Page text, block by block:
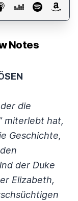
Notes
die
miterlebt hat,
Geschichte,
der Duke
Elizabeth,